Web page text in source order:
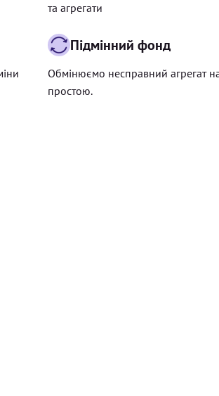
та агрегати
Підмінний фонд
Обмінюємо несправний агрегат
простою.